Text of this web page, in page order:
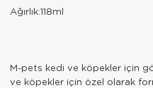
Ağırlık:118ml
M-pets kedi ve köpekler için
ve köpekler için özel olarak